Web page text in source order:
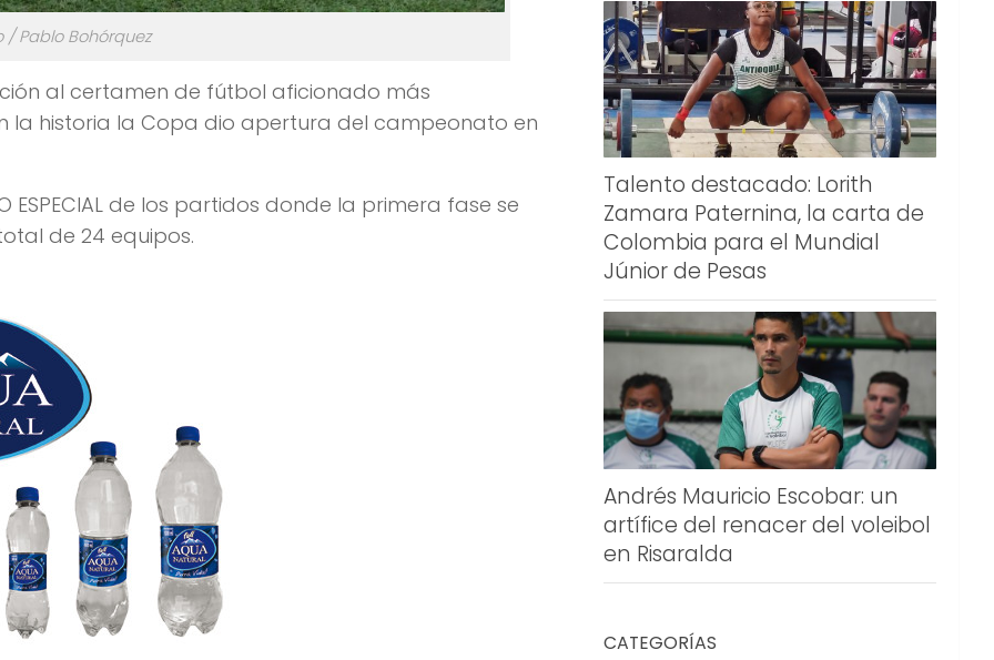
/ Pablo Bohórquez
al certamen de fútbol aficionado más
la historia la Copa dio apertura del campeonato en
ESPECIAL de los partidos donde la primera fase se
de 24 equipos.
Talento destacado: Lorith
Zamara Paternina, la carta de
Colombia para el Mundial
Júnior de Pesas
Andrés Mauricio Escobar: un
artífice del renacer del voleibol
en Risaralda
CATEGORÍAS